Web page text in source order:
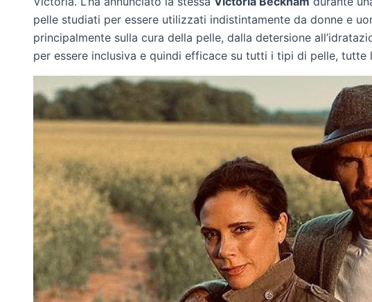
pelle studiati per essere utilizzati indistintamente da donne e
principalmente sulla cura della pelle, dalla detersione
per essere inclusiva e quindi efficace su tutti i tipi di pelle, tutte